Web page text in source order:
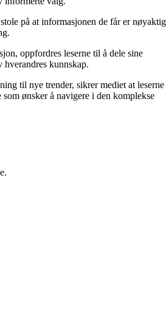
på at informasjonen de får er nøyaktig
oppfordres leserne til å dele sine
hverandres kunnskap.
til nye trender, sikrer mediet at leserne
ønsker å navigere i den komplekse